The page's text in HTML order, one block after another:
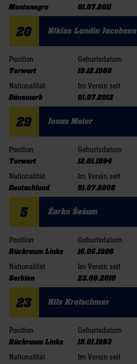
Montenegro
01.07.2011
20 Niklas Landin Jacobsen
Position
Torwart
Geburtsdatum
19.12.1988
Nationalität
Dänemark
Im Verein seit
01.07.2012
29 Jonas Maier
Position
Torwart
Geburtsdatum
12.01.1994
Nationalität
Deutschland
Im Verein seit
01.07.2008
5 Žarko Šešum
Position
Rückraum Links
Geburtsdatum
16.06.1986
Nationalität
Serbien
Im Verein seit
23.09.2010
23 Nils Kretschmer
Position
Rückraum Links
Geburtsdatum
18.01.1993
Nationalität
Im Verein seit